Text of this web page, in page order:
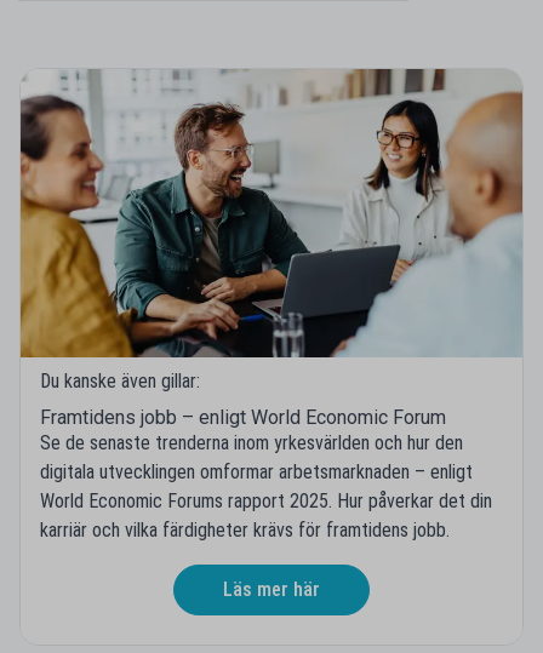
Du kanske även gillar:
Framtidens jobb – enligt World Economic Forum
Se de senaste trenderna inom yrkesvärlden och hur den
digitala utvecklingen omformar arbetsmarknaden – enligt
World Economic Forums rapport 2025. Hur påverkar det din
karriär och vilka färdigheter krävs för framtidens jobb.
Läs mer här